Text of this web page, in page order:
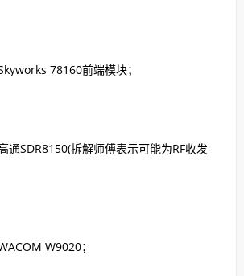
78160前端模块；
通SDR8150(拆解师傅表示可能为RF收发
W9020；